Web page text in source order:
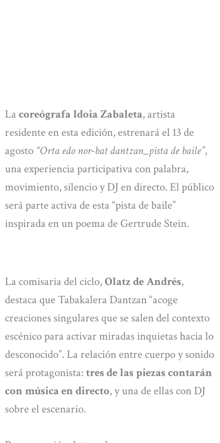
La coreógrafa Idoia Zabaleta, artista
residente en esta edición, estrenará el 13 de
agosto “Orta edo nor-bat dantzan_pista de baile”,
una experiencia participativa con palabra,
movimiento, silencio y DJ en directo. El público
será parte activa de esta “pista de baile”
inspirada en un poema de Gertrude Stein.
La comisaria del ciclo,Olatz de Andrés,
destaca que Tabakalera Dantzan “acoge
creaciones singulares que se salen del contexto
escénico para activar miradas inquietas hacia lo
desconocido”. La relación entre cuerpo y sonido
será protagonista: tres de las piezas contarán
con música en directo, y una de ellas con DJ
sobre el escenario.